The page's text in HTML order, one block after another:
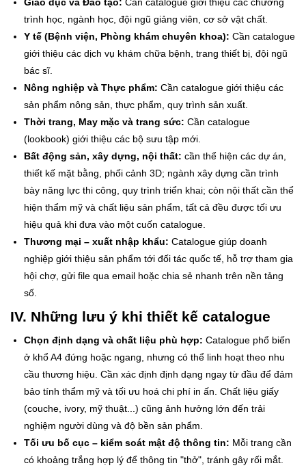
trình học, ngành học, đội ngũ giảng viên, cơ sở vật chất.
Y tế (Bệnh viện, Phòng khám chuyên khoa): Cần catalogue
giới thiệu các dịch vụ khám chữa bệnh, trang thiết bị, đội ngũ
bác sĩ.
Nông nghiệp và Thực phẩm: Cần catalogue giới thiệu các
sản phẩm nông sản, thực phẩm, quy trình sản xuất.
Thời trang, May mặc và trang sức: Cần catalogue
(lookbook) giới thiệu các bộ sưu tập mới.
Bất động sản, xây dựng, nội thất: cần thể hiện các dự án,
thiết kế mặt bằng, phối cảnh 3D; ngành xây dựng cần trình
bày năng lực thi công, quy trình triển khai; còn nội thất cần thể
hiện thẩm mỹ và chất liệu sản phẩm, tất cả đều được tối ưu
hiệu quả khi đưa vào một cuốn catalogue.
Thương mại – xuất nhập khẩu: Catalogue giúp doanh
nghiệp giới thiệu sản phẩm tới đối tác quốc tế, hỗ trợ tham gia
hội chợ, gửi file qua email hoặc chia sẻ nhanh trên nền tảng
số.
IV. Những lưu ý khi thiết kế catalogue
Chọn định dạng và chất liệu phù hợp: Catalogue phổ biến
ở khổ A4 đứng hoặc ngang, nhưng có thể linh hoạt theo nhu
cầu thương hiệu. Cần xác định định dạng ngay từ đầu để đảm
bảo tính thẩm mỹ và tối ưu hoá chi phí in ấn. Chất liệu giấy
(couche, ivory, mỹ thuật...) cũng ảnh hưởng lớn đến trải
nghiệm người dùng và độ bền sản phẩm.
Tối ưu bố cục – kiểm soát mật độ thông tin: Mỗi trang cần
có khoảng trắng hợp lý để thông tin "thở", tránh gây rối mắt.